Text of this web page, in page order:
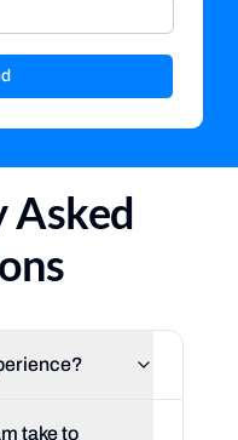
Asked
take to